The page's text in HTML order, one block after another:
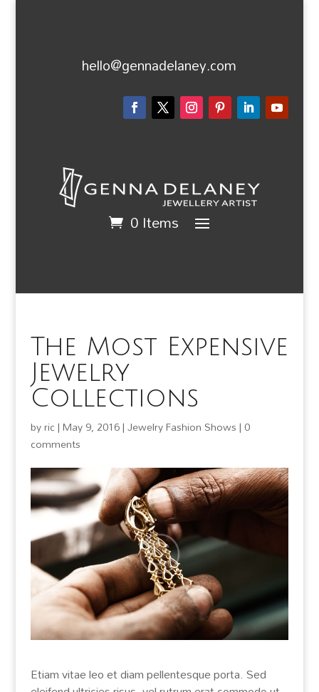
hello@gennadelaney.com
0 Items
The Most Expensive
Jewelry
Collections
byric|May 9, 2016|Jewelry Fashion Shows| 0
comments
Etiam vitae leo et diam pellentesque porta. Sed